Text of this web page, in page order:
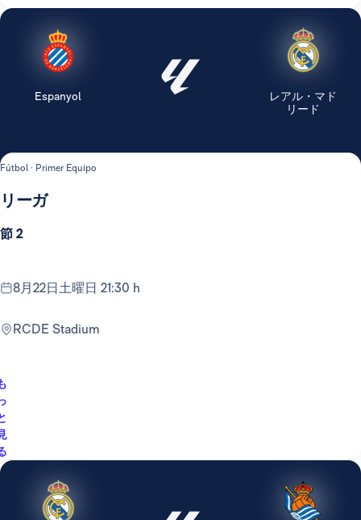
Espanyol
レアル・マド
リード
Fútbol · Primer Equipo
リーガ
節 2
8月22日土曜日 21:30 h
RCDE Stadium